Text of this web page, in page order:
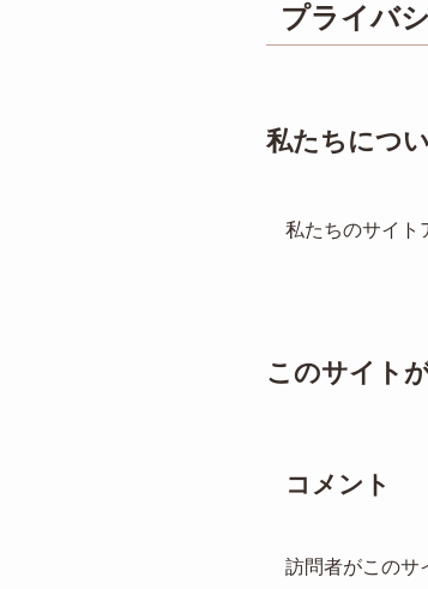
プライバ
私たちにつ
私たちのサイト
このサイト
コメント
訪問者がこのサ